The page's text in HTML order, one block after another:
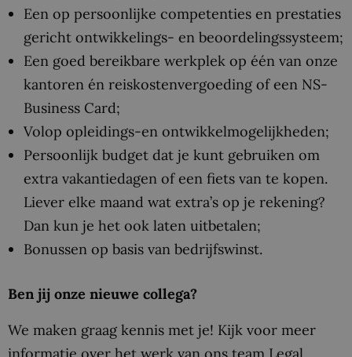
Een op persoonlijke competenties en prestaties
gericht ontwikkelings- en beoordelingssysteem;
Een goed bereikbare werkplek op één van onze
kantoren én reiskostenvergoeding of een NS-
Business Card;
Volop opleidings-en ontwikkelmogelijkheden;
Persoonlijk budget dat je kunt gebruiken om
extra vakantiedagen of een fiets van te kopen.
Liever elke maand wat extra’s op je rekening?
Dan kun je het ook laten uitbetalen;
Bonussen op basis van bedrijfswinst.
Ben jij onze nieuwe collega?
We maken graag kennis met je! Kijk voor meer
informatie over het werk van ons team Legal